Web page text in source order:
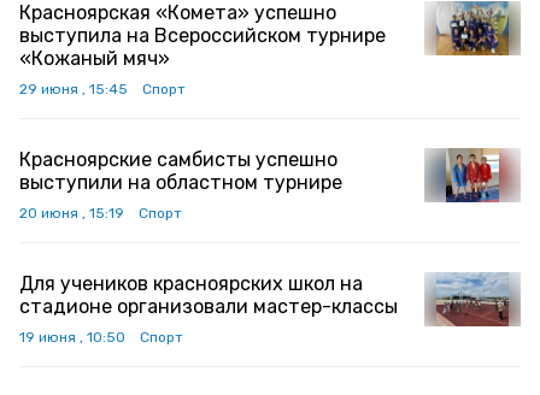
Красноярская «Комета» успешно
выступила на Всероссийском турнире
«Кожаный мяч»
29 июня , 15:45 Спорт
Красноярские самбисты успешно
выступили на областном турнире
20 июня , 15:19 Спорт
Для учеников красноярских школ на
стадионе организовали мастер-классы
19 июня , 10:50 Спорт